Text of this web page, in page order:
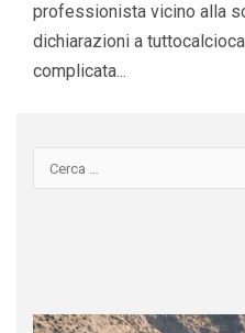
professionista vicino alla
dichiarazioni a
complicata...